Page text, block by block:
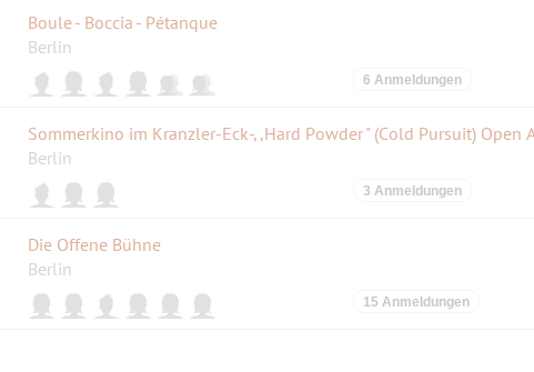
Boule - Boccia - Pétanque
Berlin
6 Anmeldungen
Sommerkino im Kranzler-Eck-,,Hard Powder " (Cold Pursuit) Open
Berlin
3 Anmeldungen
Die Offene Bühne
Berlin
15 Anmeldungen